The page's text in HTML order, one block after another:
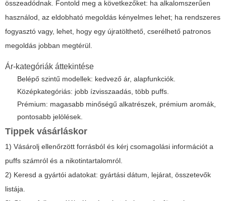
összeadódnak. Fontold meg a következőket: ha alkalomszerűen
használod, az eldobható megoldás kényelmes lehet; ha rendszeres
fogyasztó vagy, lehet, hogy egy újratölthető, cserélhető patronos
megoldás jobban megtérül.
Ár-kategóriák áttekintése
Belépő szintű modellek: kedvező ár, alapfunkciók.
Középkategóriás: jobb ízvisszaadás, több puffs.
Prémium: magasabb minőségű alkatrészek, prémium aromák,
pontosabb jelölések.
Tippek vásárláskor
1) Vásárolj ellenőrzött forrásból és kérj csomagolási információt a
puffs számról és a nikotintartalomról.
2) Keresd a gyártói adatokat: gyártási dátum, lejárat, összetevők
listája.